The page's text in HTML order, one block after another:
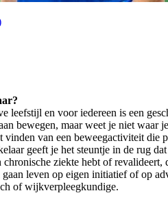
leefstijl en voor iedereen is een
bewegen, maar weet je niet waar
vinden van een beweegactiviteit die
geeft je het steuntje in de rug
ziekte hebt of revalideert,
leven op eigen initiatief of op
of wijkverpleegkundige.